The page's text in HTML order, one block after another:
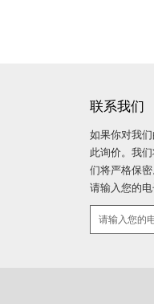
联系我们
如果你对我
此询价。我
们将严格保密
请输入您的电